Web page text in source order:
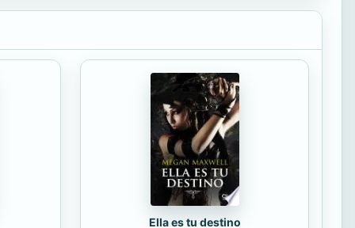
Ella es tu destino